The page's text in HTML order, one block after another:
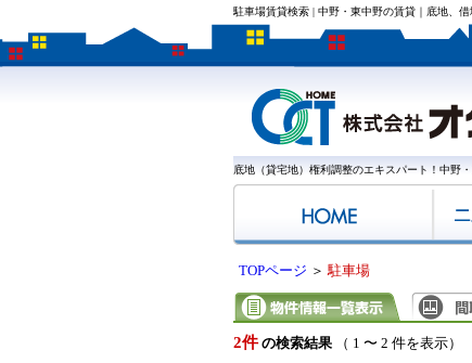
駐車場賃貸検索 | 中野・東中野の賃貸｜底地、
底地（貸宅地）権利調整のエキスパート！中野
TOPページ ＞駐車場
2件 の検索結果（ 1 〜 2 件を表示）